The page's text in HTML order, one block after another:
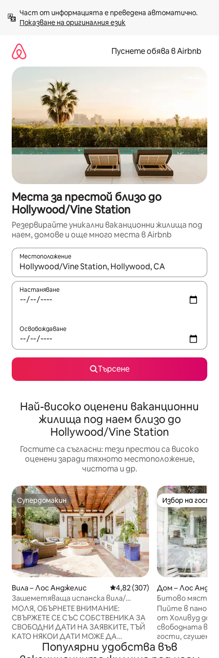
към
съдържанието
Показване на оригиналния език
Пуснете обява в Airbnb
Места за престой близо до
Hollywood/Vine Station
Резервирайте уникални ваканционни жилища под
наем, домове и още много места в Airbnb
Местоположение
Когато резултатите се покажат, използвайте
Настаняване
Освобождаване
Търсене
Най-високо оценени ваканционни
жилища под наем близо до
Hollywood/Vine Station
Гостите са съгласни: тези престои са високо
оценени заради тяхното местоположение,
чистота и др.
Супердомакин
Супердомакин
Вила – Лос Анджелис Средна оценка: 4,82 от 5,
4,82 (307)
Зашеметяваща испанска вила/
дуплекс в Холивуд Хилс
МОЛЯ, ОБЪРНЕТЕ ВНИМАНИЕ:
СВЪРЖЕТЕ СЕ СЪС СОБСТВЕНИКА ЗА
СВОБОДНИ ДАТИ НА ЗАЯВКИТЕ, ТЪЙ
КАТО НЯКОИ ДАТИ МОЖЕ ДА
ИЗГЛЕЖДАТ РЕЗЕРВИРАНИ В
КАЛЕНДАРА, КОИТО СА СВОБОДНИ.
Избор на
Избор на
Дом – Лос
Битово място,
Холивуд Хилс
Пийте в
от Холивуд до
свободната
гости, сгушена
Събудете се в
дървена
Популярни удобства във